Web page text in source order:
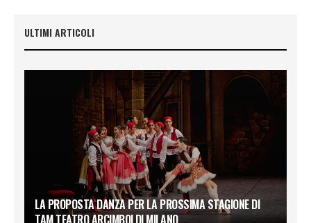
ULTIMI ARTICOLI
LA PROPOSTA DANZA PER LA PROSSIMA STAGIONE DI
TAM TEATRO ARCIMBOLDI MILANO